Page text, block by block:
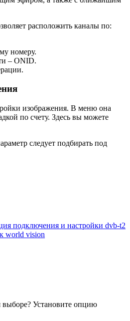
расположить каналы по:
номеру.
– ONID.
изображения. В меню она
по счету. Здесь вы можете
следует подбирать под
подключения и настройки dvb-t2
world vision
Установите опцию